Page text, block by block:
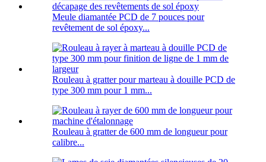
Meule diamantée PCD de 7 pouces pour
revêtement de sol époxy...
Rouleau à gratter pour marteau à douille PCD de
type 300 mm pour 1 mm...
Rouleau à gratter de 600 mm de longueur pour
calibre...